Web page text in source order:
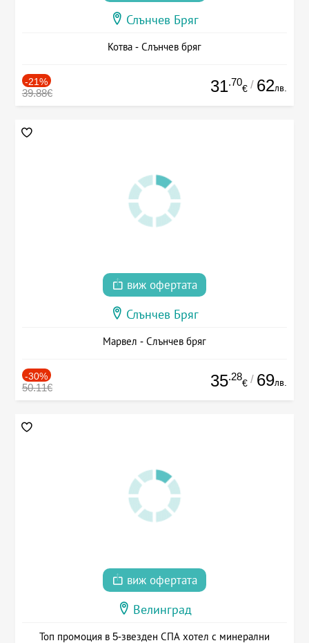
Слънчев Бряг
Котва - Слънчев бряг
-21%
39.88€ 31.70
€ / 62лв.
виж офертата
Слънчев Бряг
Марвел - Слънчев бряг
-30%
50.11€ 35.28
€ / 69лв.
виж офертата
Велинград
Топ промоция в 5-звезден СПА хотел с минерални